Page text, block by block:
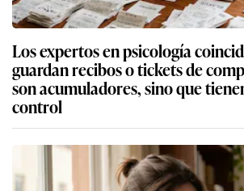
Los expertos en psicología
guardan recibos o tickets de
son acumuladores, sino que
control